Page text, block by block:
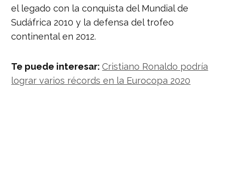
el legado con la conquista del Mundial de
Sudáfrica 2010 y la defensa del trofeo
continental en 2012.
Te puede interesar:Cristiano Ronaldo podría
lograr varios récords en la Eurocopa 2020